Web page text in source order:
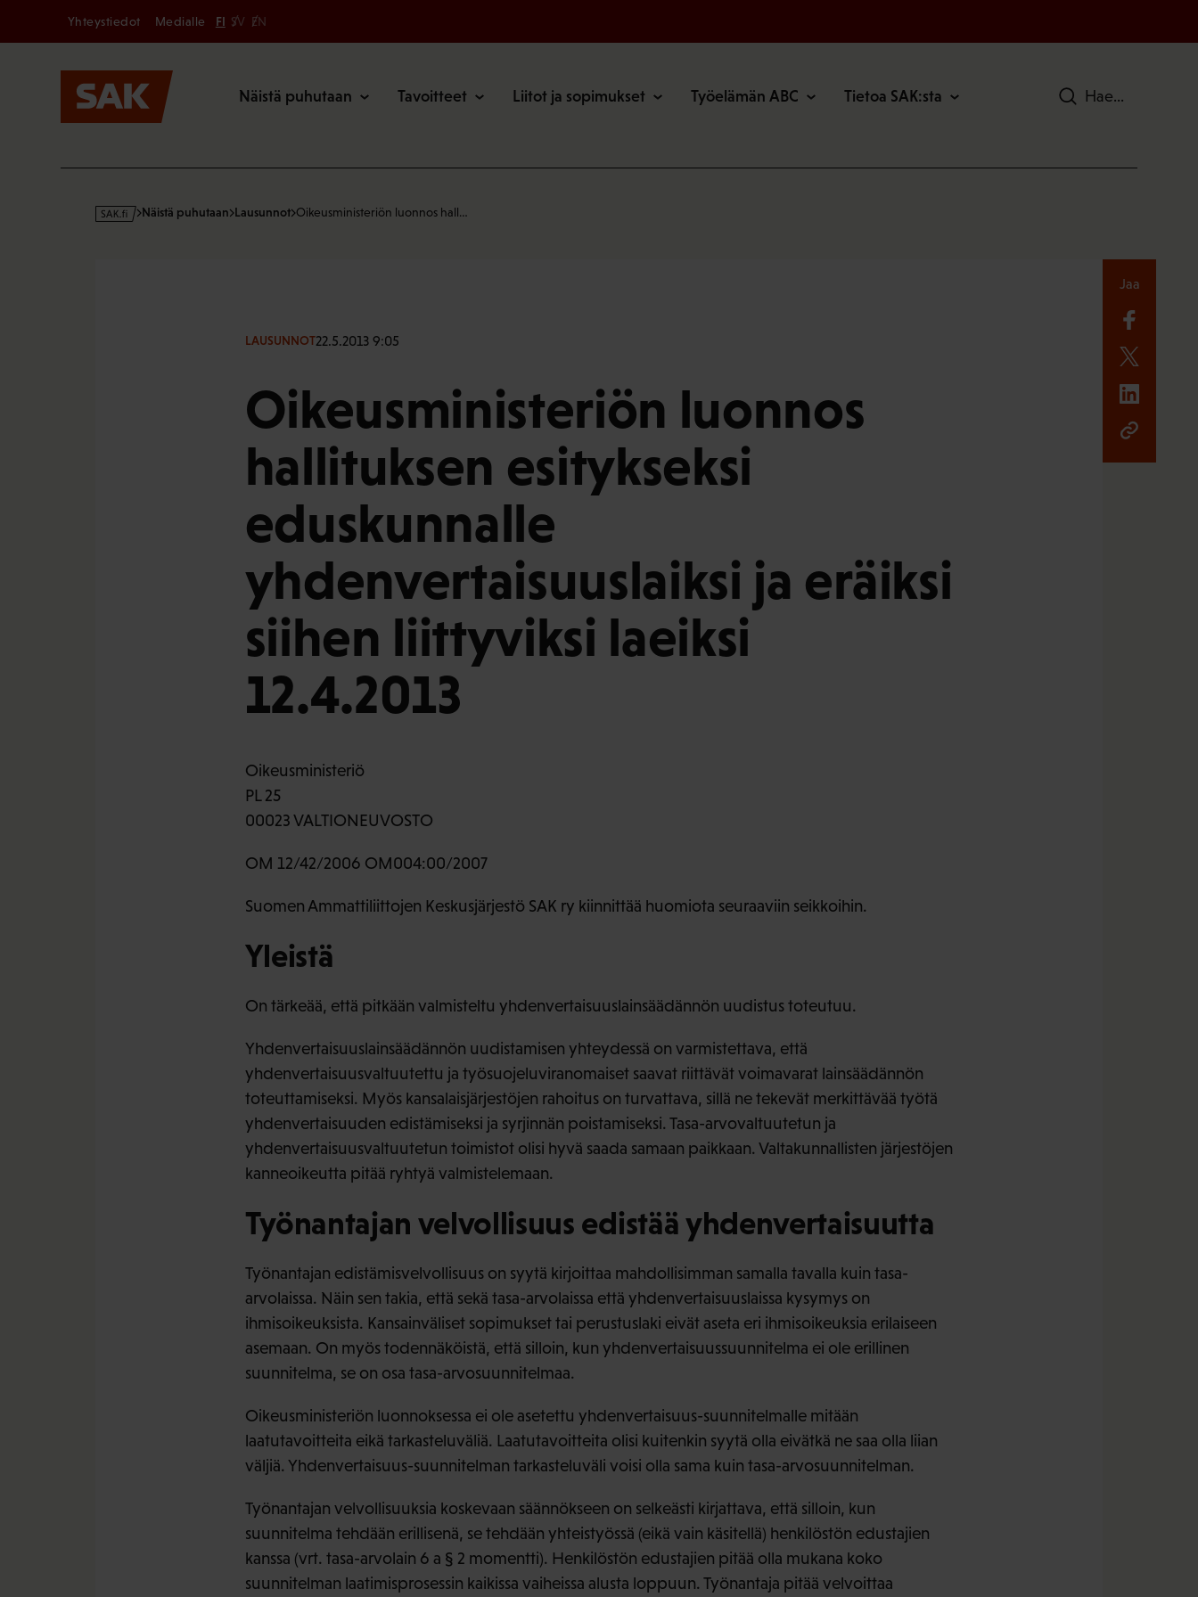
Secondary
Yhteystiedot Medialle FI SV EN
Näistä puhutaan Tavoitteet Liitot ja sopimukset Työelämän ABC Tietoa SAK:sta Hae
s
Näistä puhutaan Lausunnot Oikeusministeriön luonnos hall…
LAUSUNNOT22.5.2013 9:05
Oikeusministeriön luonnos
hallituksen esitykseksi
eduskunnalle
yhdenvertaisuuslaiksi ja eräiksi
siihen liittyviksi laeiksi
12.4.2013
Oikeusministeriö
PL 25
00023 VALTIONEUVOSTO
OM 12/42/2006 OM004:00/2007
Suomen Ammattiliittojen Keskusjärjestö SAK ry kiinnittää huomiota seuraaviin seikkoihin.
Yleistä
On tärkeää, että pitkään valmisteltu yhdenvertaisuuslainsäädännön uudistus toteutuu.
Yhdenvertaisuuslainsäädännön uudistamisen yhteydessä on varmistettava, että
yhdenvertaisuusvaltuutettu ja työsuojeluviranomaiset saavat riittävät voimavarat lainsäädännön
toteuttamiseksi. Myös kansalaisjärjestöjen rahoitus on turvattava, sillä ne tekevät merkittävää työtä
yhdenvertaisuuden edistämiseksi ja syrjinnän poistamiseksi. Tasa-arvovaltuutetun ja
yhdenvertaisuusvaltuutetun toimistot olisi hyvä saada samaan paikkaan. Valtakunnallisten järjestöjen
kanneoikeutta pitää ryhtyä valmistelemaan.
Työnantajan velvollisuus edistää yhdenvertaisuutta
Työnantajan edistämisvelvollisuus on syytä kirjoittaa mahdollisimman samalla tavalla kuin tasa-
arvolaissa. Näin sen takia, että sekä tasa-arvolaissa että yhdenvertaisuuslaissa kysymys on
ihmisoikeuksista. Kansainväliset sopimukset tai perustuslaki eivät aseta eri ihmisoikeuksia erilaiseen
asemaan. On myös todennäköistä, että silloin, kun yhdenvertaisuussuunnitelma ei ole erillinen
suunnitelma, se on osa tasa-arvosuunnitelmaa.
Oikeusministeriön luonnoksessa ei ole asetettu yhdenvertaisuus-suunnitelmalle mitään
laatutavoitteita eikä tarkasteluväliä. Laatutavoitteita olisi kuitenkin syytä olla eivätkä ne saa olla liian
väljiä. Yhdenvertaisuus-suunnitelman tarkasteluväli voisi olla sama kuin tasa-arvosuunnitelman.
Työnantajan velvollisuuksia koskevaan säännökseen on selkeästi kirjattava, että silloin, kun
suunnitelma tehdään erillisenä, se tehdään yhteistyössä (eikä vain käsitellä) henkilöstön edustajien
kanssa (vrt. tasa-arvolain 6 a § 2 momentti). Henkilöstön edustajien pitää olla mukana koko
suunnitelman laatimisprosessin kaikissa vaiheissa alusta loppuun. Työnantaja pitää velvoittaa
Jaa